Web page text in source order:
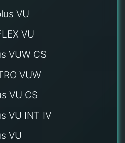
VU
VU
VUW CS
VUW
VU CS
VU INT IV
VU